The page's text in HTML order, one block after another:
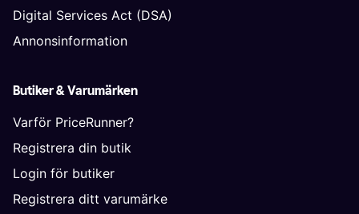
Digital Services Act (DSA)
Annonsinformation
Butiker & Varumärken
Varför PriceRunner?
Registrera din butik
Login för butiker
Registrera ditt varumärke